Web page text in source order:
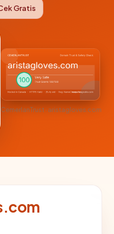
Gratis
CemerlanTrust · aristagloves.com